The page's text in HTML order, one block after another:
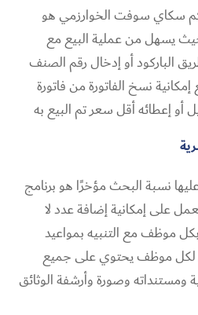
لكم سكاي سوفت الخوارزمي هو
يسهل من عملية البيع مع
الباركود أو إدخال رقم الصنف
نسخ الفاتورة من فاتورة
أو إعطائه أقل سعر تم البيع به
نسبة البحث مؤخرًا هو برنامج
على إمكانية إضافة عدد لا
موظف مع التنبيه بمواعيد
لكل موظف يحتوي على جميع
ومستنداته وصورة وأرشفة الوثائق